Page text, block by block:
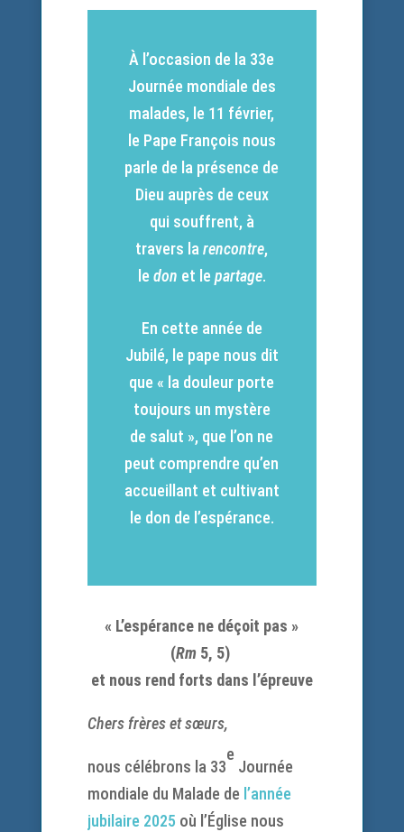
À l’occasion de la 33e
Journée mondiale des
malades, le 11 février,
le Pape François nous
parle de la présence de
Dieu auprès de ceux
qui souffrent, à
travers la rencontre,
le don et le partage.
En cette année de
Jubilé, le pape nous dit
que « la douleur porte
toujours un mystère
de salut », que l’on ne
peut comprendre qu’en
accueillant et cultivant
le don de l’espérance.
« L’espérance ne déçoit pas »
(Rm 5, 5)
et nous rend forts dans l’épreuve
Chers frères et sœurs,
nous célébrons la 33
e
Journée
mondiale du Malade de l’année
jubilaire 2025 où l’Église nous